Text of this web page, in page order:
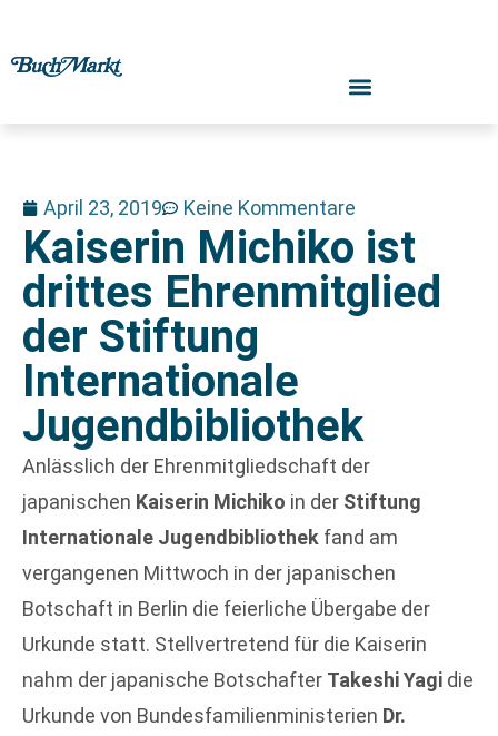
April 23, 2019 Keine Kommentare
Kaiserin Michiko ist
drittes Ehrenmitglied
der Stiftung
Internationale
Jugendbibliothek
Anlässlich der Ehrenmitgliedschaft der
japanischen Kaiserin Michiko in der Stiftung
Internationale Jugendbibliothek fand am
vergangenen Mittwoch in der japanischen
Botschaft in Berlin die feierliche Übergabe der
Urkunde statt. Stellvertretend für die Kaiserin
nahm der japanische Botschafter Takeshi Yagi die
Urkunde von Bundesfamilienministerien Dr.